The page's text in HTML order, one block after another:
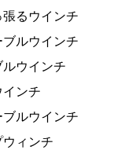
るウインチ
ルウインチ
ウインチ
ンチ
ルウインチ
ィンチ